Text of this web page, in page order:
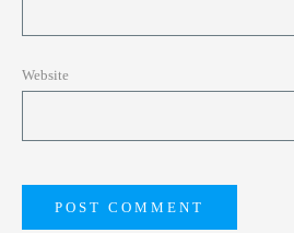
Website